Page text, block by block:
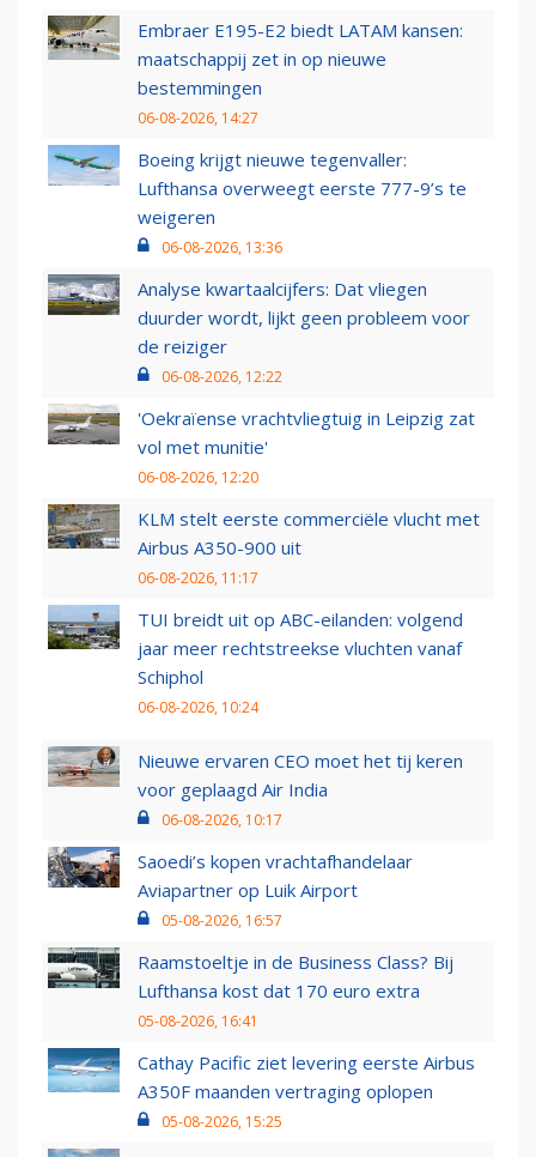
Embraer E195-E2 biedt LATAM kansen:
maatschappij zet in op nieuwe
bestemmingen
06-08-2026, 14:27
Boeing krijgt nieuwe tegenvaller:
Lufthansa overweegt eerste 777-9’s te
weigeren
06-08-2026, 13:36
Analyse kwartaalcijfers: Dat vliegen
duurder wordt, lijkt geen probleem voor
de reiziger
06-08-2026, 12:22
'Oekraïense vrachtvliegtuig in Leipzig zat
vol met munitie'
06-08-2026, 12:20
KLM stelt eerste commerciële vlucht met
Airbus A350-900 uit
06-08-2026, 11:17
TUI breidt uit op ABC-eilanden: volgend
jaar meer rechtstreekse vluchten vanaf
Schiphol
06-08-2026, 10:24
Nieuwe ervaren CEO moet het tij keren
voor geplaagd Air India
06-08-2026, 10:17
Saoedi’s kopen vrachtafhandelaar
Aviapartner op Luik Airport
05-08-2026, 16:57
Raamstoeltje in de Business Class? Bij
Lufthansa kost dat 170 euro extra
05-08-2026, 16:41
Cathay Pacific ziet levering eerste Airbus
A350F maanden vertraging oplopen
05-08-2026, 15:25